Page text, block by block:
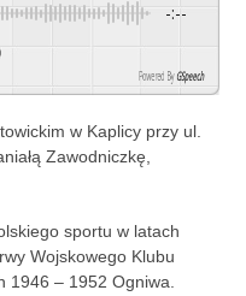
-:--
Powered By GSpeech
w Kaplicy przy ul.
Zawodniczkę,
sportu w latach
Wojskowego Klubu
1946 – 1952 Ogniwa.